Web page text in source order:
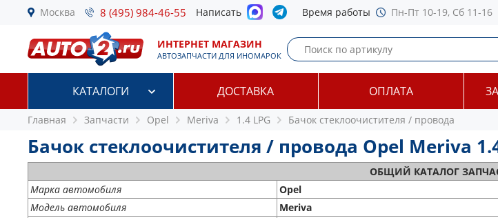
Москва 8 (495) 984-46-55 Написать Время работы Пн-Пт 10-19, Сб 11-16
ИНТЕРНЕТ МАГАЗИН
АВТОЗАПЧАСТИ ДЛЯ ИНОМАРОК
КАТАЛОГИ ДОСТАВКА ОПЛАТА
Главная Запчасти Opel Meriva 1.4 LPG Бачок стеклоочистителя / провода
Бачок стеклоочистителя / провода Opel Meriva
ОБЩИЙ КАТАЛОГ
Марка автомобиля
Opel
Модель автомобиля
Meriva